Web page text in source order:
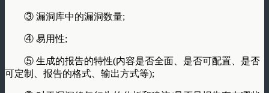
③ 漏洞库中的漏洞数量;
④ 易用性;
⑤ 生成的报告的特性(内容是否全面、是否可配置、是否
可定制、报告的格式、输出方式等);